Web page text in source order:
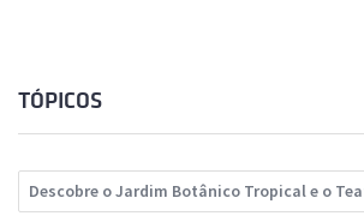
TÓPICOS
Descobre o Jardim Botânico Tropical e o